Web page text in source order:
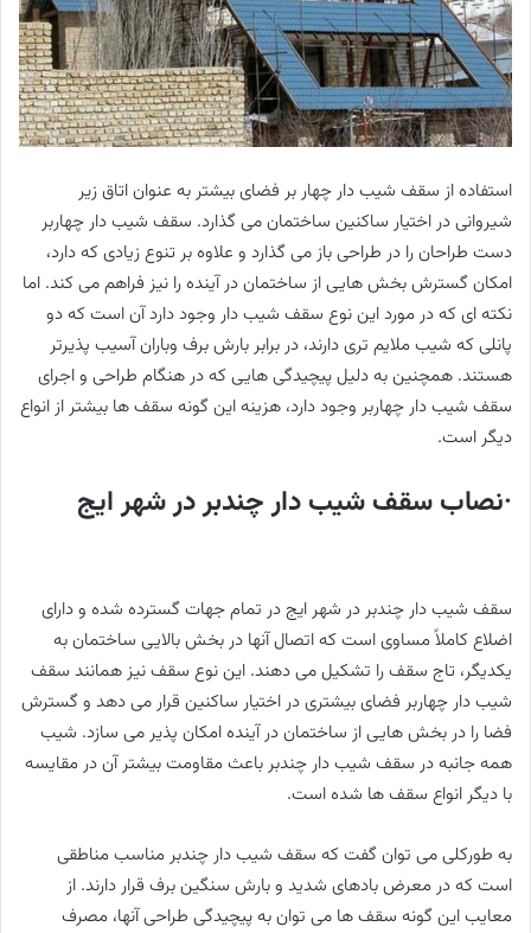
استفاده از سقف شیب دار چهار بر فضای بیشتر به عنوان اتاق زیر
شیروانی در اختیار ساکنین ساختمان می گذارد. سقف شیب دار چهاربر
دست طراحان را در طراحی باز می گذارد و علاوه بر تنوع زیادی که دارد،
امکان گسترش بخش هایی از ساختمان در آینده را نیز فراهم می کند. اما
نکته ای که در مورد این نوع سقف شیب دار وجود دارد آن است که دو
پانلی که شیب ملایم تری دارند، در برابر بارش برف وباران آسیب پذیرتر
هستند. همچنین به دلیل پیچیدگی هایی که در هنگام طراحی و اجرای
سقف شیب دار چهاربر وجود دارد، هزینه این گونه سقف ها بیشتر از انواع
دیگر است.
·نصاب سقف شیب دار چندبر در شهر ایج
سقف شیب دار چندبر در شهر ایج در تمام جهات گسترده شده و دارای
اضلاع کاملاً مساوی است که اتصال آنها در بخش بالایی ساختمان به
یکدیگر، تاج سقف را تشکیل می دهند. این نوع سقف نیز همانند سقف
شیب دار چهاربر فضای بیشتری در اختیار ساکنین قرار می دهد و گسترش
فضا را در بخش هایی از ساختمان در آینده امکان پذیر می سازد. شیب
همه جانبه در سقف شیب دار چندبر باعث مقاومت بیشتر آن در مقایسه
با دیگر انواع سقف ها شده است.
به طورکلی می توان گفت که سقف شیب دار چندبر مناسب مناطقی
است که در معرض بادهای شدید و بارش سنگین برف قرار دارند. از
معایب این گونه سقف ها می توان به پیچیدگی طراحی آنها، مصرف